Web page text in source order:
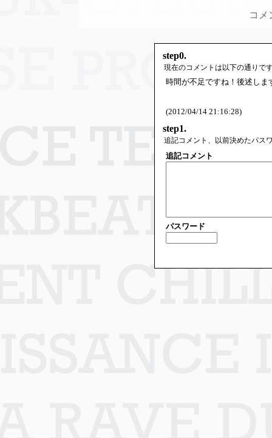
コメ
step0.
現在のコメントは以下の通りで
時間が不足ですね！後述し
(2012/04/14 21:16:28)
step1.
追記コメント、以前決めたパス
追記コメント
パスワード